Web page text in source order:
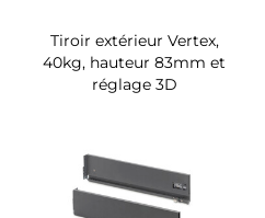
Tiroir extérieur Vertex,
40kg, hauteur 83mm et
réglage 3D